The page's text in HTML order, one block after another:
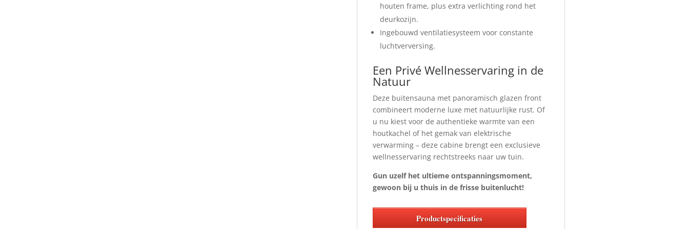
houten frame, plus extra verlichting rond het
deurkozijn.
Ingebouwd ventilatiesysteem voor constante
luchtverversing.
Een Privé Wellnesservaring in de
Natuur
Deze buitensauna met panoramisch glazen front
combineert moderne luxe met natuurlijke rust. Of
u nu kiest voor de authentieke warmte van een
houtkachel of het gemak van elektrische
verwarming – deze cabine brengt een exclusieve
wellnesservaring rechtstreeks naar uw tuin.
Gun uzelf het ultieme ontspanningsmoment,
gewoon bij u thuis in de frisse buitenlucht!
Productspecificaties